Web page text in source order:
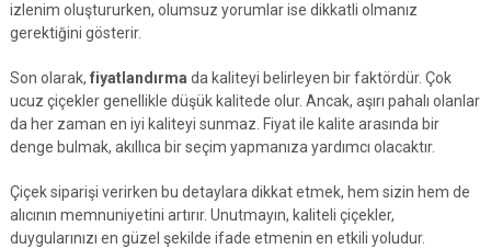
izlenim oluştururken, olumsuz yorumlar ise dikkatli olmanız
gerektiğini gösterir.
Son olarak, fiyatlandırma da kaliteyi belirleyen bir faktördür. Çok
ucuz çiçekler genellikle düşük kalitede olur. Ancak, aşırı pahalı olanlar
da her zaman en iyi kaliteyi sunmaz. Fiyat ile kalite arasında bir
denge bulmak, akıllıca bir seçim yapmanıza yardımcı olacaktır.
Çiçek siparişi verirken bu detaylara dikkat etmek, hem sizin hem de
alıcının memnuniyetini artırır. Unutmayın, kaliteli çiçekler,
duygularınızı en güzel şekilde ifade etmenin en etkili yoludur.